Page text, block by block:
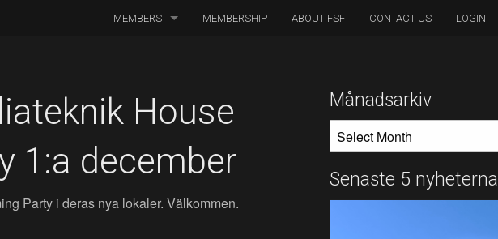
MEMBERS
ASSOCIATED MEMBERS
HONORARY MEMBERS
BOARD MEMBERS
MEMBERSHIP ABOUT FSF CONTACT US LOGIN
House
1:a december
Party i deras nya lokaler. Välkommen.
Månadsarkiv
Senaste 5 nyheterna